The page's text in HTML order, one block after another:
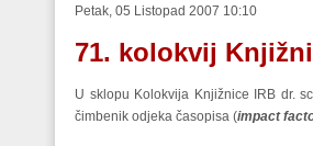
Petak, 05 Listopad 2007 10:10
71. kolokvij
U sklopu Kolokvija Knjižnice IRB dr.
čimbenik odjeka časopisa (impact